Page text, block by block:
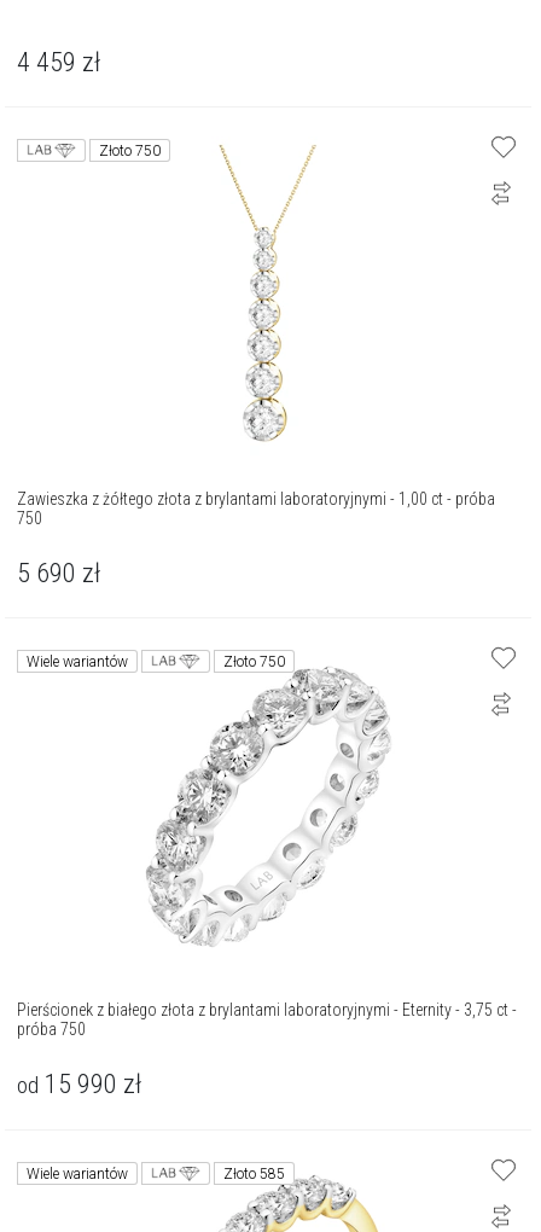
4 459 zł
Złoto 750
Zawieszka z żółtego złota z brylantami laboratoryjnymi - 1,00 ct - próba
750
5 690 zł
Wiele wariantów Złoto 750
Pierścionek z białego złota z brylantami laboratoryjnymi - Eternity - 3,75 ct -
próba 750
od 15 990 zł
Wiele wariantów Złoto 585